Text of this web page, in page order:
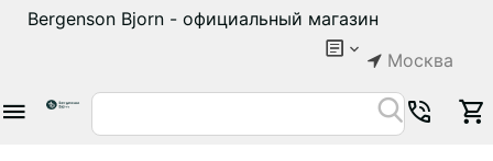
Bergenson Bjorn - официальный магазин
Москва